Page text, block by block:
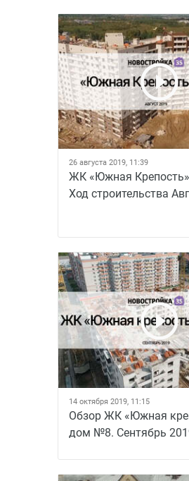
26 августа 2019, 11:39
ЖК «Южная
Ход строительства
14 октября 2019, 11:15
Обзор ЖК «Южная
дом №8. Сентябрь